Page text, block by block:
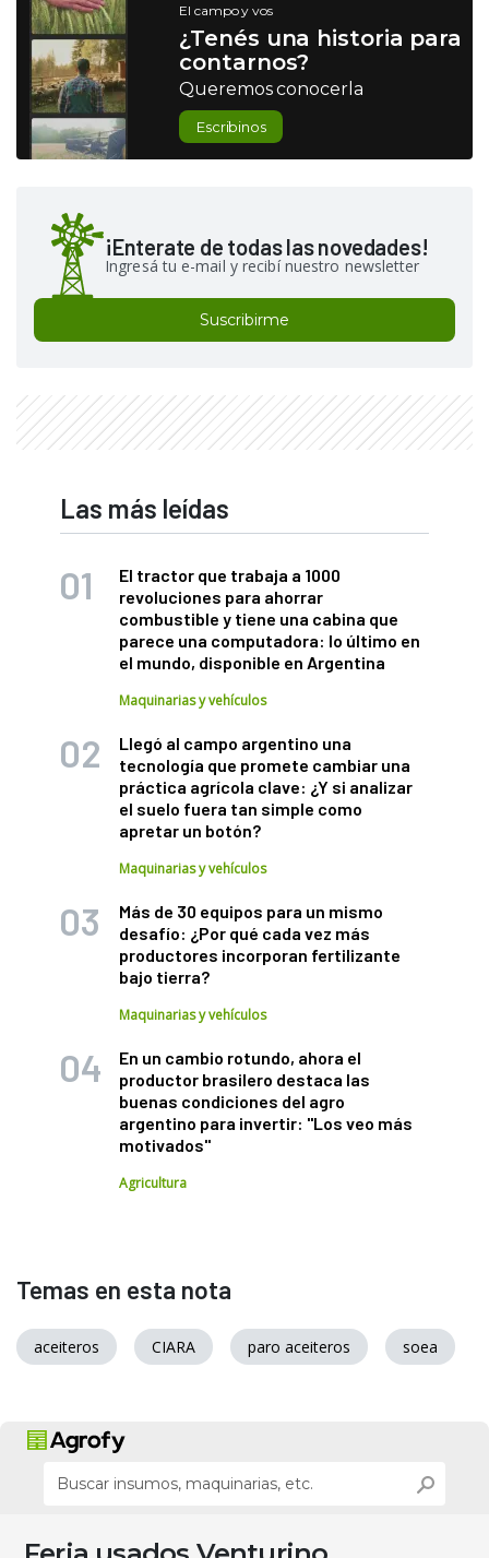
El campo y vos
¿Tenés una historia para
contarnos?
Queremos conocerla
Escribinos
¡Enterate de todas las novedades!
Ingresá tu e-mail y recibí nuestro newsletter
Suscribirme
Las más leídas
El tractor que trabaja a 1000
revoluciones para ahorrar
combustible y tiene una cabina que
parece una computadora: lo último en
el mundo, disponible en Argentina
Maquinarias y vehículos
Llegó al campo argentino una
tecnología que promete cambiar una
práctica agrícola clave: ¿Y si analizar
el suelo fuera tan simple como
apretar un botón?
Maquinarias y vehículos
Más de 30 equipos para un mismo
desafío: ¿Por qué cada vez más
productores incorporan fertilizante
bajo tierra?
Maquinarias y vehículos
En un cambio rotundo, ahora el
productor brasilero destaca las
buenas condiciones del agro
argentino para invertir: "Los veo más
motivados"
Agricultura
Temas en esta nota
aceiteros CIARA paro aceiteros soea